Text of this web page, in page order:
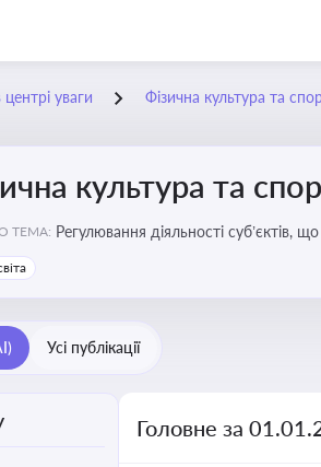
уваги Фізична культура та
культура та
ТЕМА: Регулювання діяльності суб’єктів,
Усі публікації
Головне за